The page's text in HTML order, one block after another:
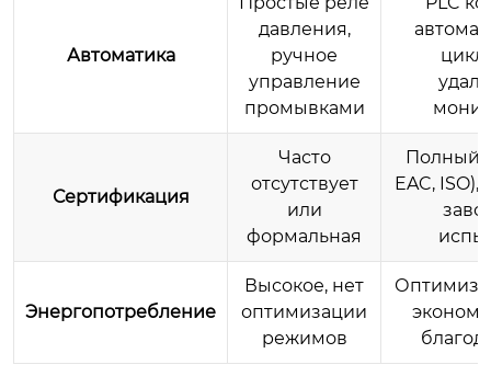
Автоматика
давления,
ручное
управление
промывками
Сертификация
Часто
отсутствует
или
формальная
Полный
EAC,
Энергопотребление
Высокое, нет
оптимизации
режимов